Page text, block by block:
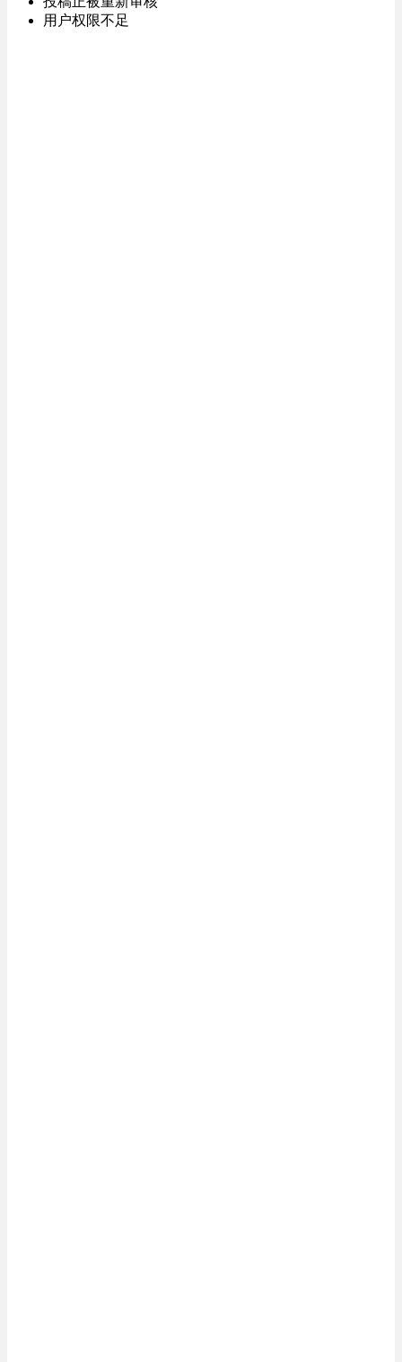
用户权限不足